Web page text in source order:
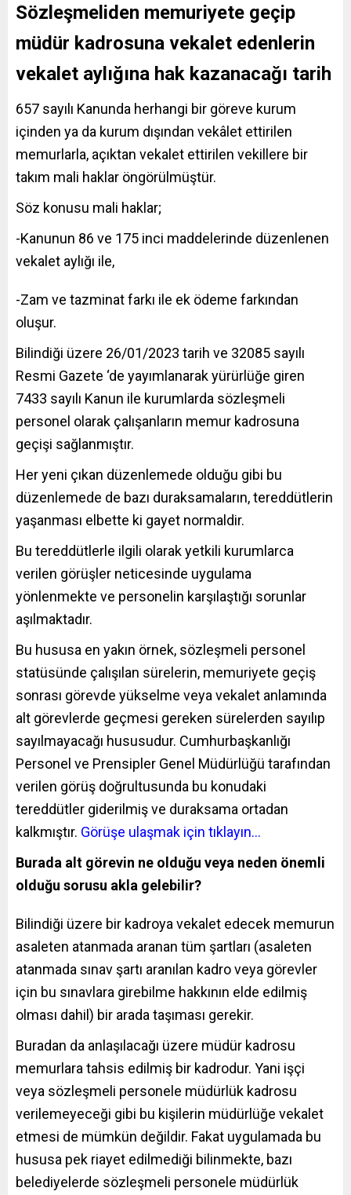
Sözleşmeliden memuriyete geçip
müdür kadrosuna vekalet edenlerin
vekalet aylığına hak kazanacağı tarih
657 sayılı Kanunda herhangi bir göreve kurum
içinden ya da kurum dışından vekâlet ettirilen
memurlarla, açıktan vekalet ettirilen vekillere bir
takım mali haklar öngörülmüştür.
Söz konusu mali haklar;
-Kanunun 86 ve 175 inci maddelerinde düzenlenen
vekalet aylığı ile,
-Zam ve tazminat farkı ile ek ödeme farkından
oluşur.
Bilindiği üzere 26/01/2023 tarih ve 32085 sayılı
Resmi Gazete ‘de yayımlanarak yürürlüğe giren
7433 sayılı Kanun ile kurumlarda sözleşmeli
personel olarak çalışanların memur kadrosuna
geçişi sağlanmıştır.
Her yeni çıkan düzenlemede olduğu gibi bu
düzenlemede de bazı duraksamaların, tereddütlerin
yaşanması elbette ki gayet normaldir.
Bu tereddütlerle ilgili olarak yetkili kurumlarca
verilen görüşler neticesinde uygulama
yönlenmekte ve personelin karşılaştığı sorunlar
aşılmaktadır.
Bu hususa en yakın örnek, sözleşmeli personel
statüsünde çalışılan sürelerin, memuriyete geçiş
sonrası görevde yükselme veya vekalet anlamında
alt görevlerde geçmesi gereken sürelerden sayılıp
sayılmayacağı hususudur. Cumhurbaşkanlığı
Personel ve Prensipler Genel Müdürlüğü tarafından
verilen görüş doğrultusunda bu konudaki
tereddütler giderilmiş ve duraksama ortadan
kalkmıştır. Görüşe ulaşmak için tıklayın…
Burada alt görevin ne olduğu veya neden önemli
olduğu sorusu akla gelebilir?
Bilindiği üzere bir kadroya vekalet edecek memurun
asaleten atanmada aranan tüm şartları (asaleten
atanmada sınav şartı aranılan kadro veya görevler
için bu sınavlara girebilme hakkının elde edilmiş
olması dahil) bir arada taşıması gerekir.
Buradan da anlaşılacağı üzere müdür kadrosu
memurlara tahsis edilmiş bir kadrodur. Yani işçi
veya sözleşmeli personele müdürlük kadrosu
verilemeyeceği gibi bu kişilerin müdürlüğe vekalet
etmesi de mümkün değildir. Fakat uygulamada bu
hususa pek riayet edilmediği bilinmekte, bazı
belediyelerde sözleşmeli personele müdürlük